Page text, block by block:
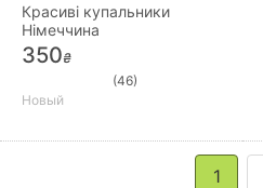
Красиві купальники
Німеччина
350₴
(46)
Новый
1